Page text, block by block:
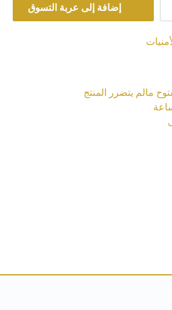
إضافة إلى عربة التسوق
مالم يتضرر المنتج